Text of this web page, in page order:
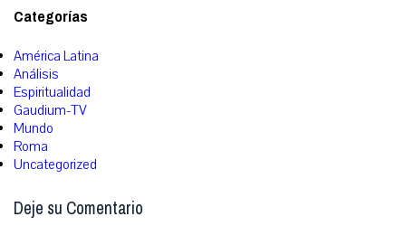
Categorías
América Latina
Análisis
Espiritualidad
Gaudium-TV
Mundo
Roma
Uncategorized
Deje su Comentario